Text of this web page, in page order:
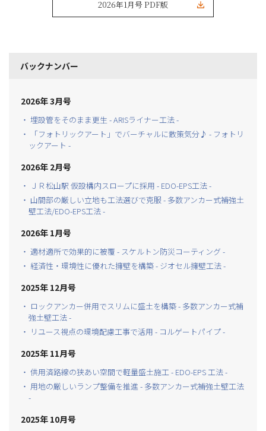
2026年1月号 PDF版
バックナンバー
2026年 3月号
・ 埋設管をそのまま更生 - ARISライナー工法 -
・ 「フォトリックアート」でバーチャルに散策気分♪ - フォトリ
ックアート -
2026年 2月号
・ ＪＲ松山駅 仮設構内スロープに採用 - EDO-EPS工法 -
・ 山間部の厳しい立地も工法選びで克服 - 多数アンカー式補強土
壁工法/EDO-EPS工法 -
2026年 1月号
・ 適材適所で効果的に被覆 - スケルトン防災コーティング -
・ 経済性・環境性に優れた擁壁を構築 - ジオセル擁壁工法 -
2025年 12月号
・ ロックアンカー併用でスリムに盛土を構築 - 多数アンカー式補
強土壁工法 -
・ リユース視点の環境配慮工事で活用 - コルゲートパイプ -
2025年 11月号
・ 供用済路線の狭あい空間で軽量盛土施工 - EDO-EPS 工法 -
・ 用地の厳しいランプ整備を推進 - 多数アンカー式補強土壁工法
-
2025年 10月号